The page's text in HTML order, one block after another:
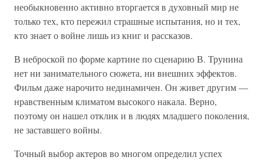
необыкновенно активно вторгается в духовный мир не
только тех, кто пережил страшные испытания, но и тех,
кто знает о войне лишь из книг и рассказов.
В неброской по форме картине по сценарию В. Трунина
нет ни занимательного сюжета, ни внешних эффектов.
Фильм даже нарочито нединамичен. Он живет другим —
нравственным климатом высокого накала. Верно,
поэтому он нашел отклик и в людях младшего поколения,
не заставшего войны.
Точный выбор актеров во многом определил успех